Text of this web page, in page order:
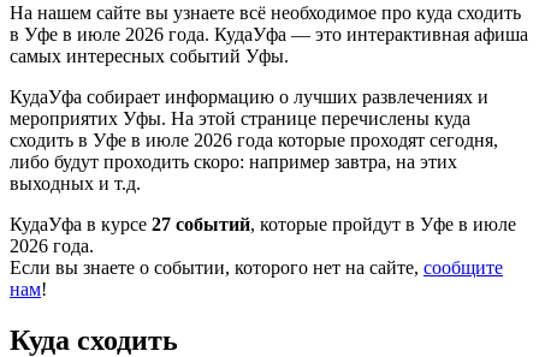
На нашем сайте вы узнаете всё необходимое про куда сходить
в Уфе в июле 2026 года. КудаУфа — это интерактивная афиша
самых интересных событий Уфы.
КудаУфа собирает информацию о лучших развлечениях и
мероприятих Уфы. На этой странице перечислены куда
сходить в Уфе в июле 2026 года которые проходят сегодня,
либо будут проходить скоро: например завтра, на этих
выходных и т.д.
КудаУфа в курсе 27 событий, которые пройдут в Уфе в июле
2026 года.
Если вы знаете о событии, которого нет на сайте, сообщите
нам!
Куда сходить